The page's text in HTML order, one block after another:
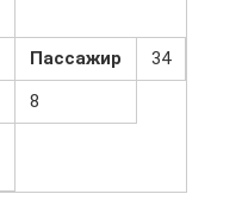
Пассажир
34
8